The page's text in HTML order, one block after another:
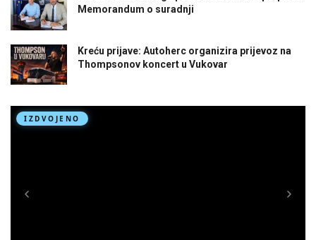
Memorandum o suradnji
Kreću prijave: Autoherc organizira prijevoz na
Thompsonov koncert u Vukovar